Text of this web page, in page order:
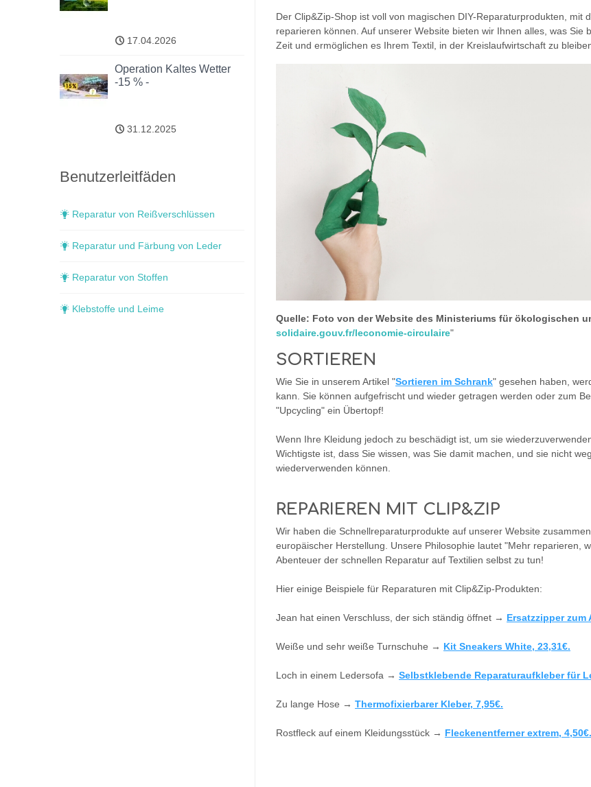
17.04.2026
Operation Kaltes Wetter
-15 % -
31.12.2025
Benutzerleitfäden
Reparatur von Reißverschlüssen
Reparatur und Färbung von Leder
Reparatur von Stoffen
Klebstoffe und Leime
Der Clip&Zip-Shop ist voll von magischen DIY-Reparaturprodukten, mit
reparieren können. Auf unserer Website bieten wir Ihnen alles, was
Zeit und ermöglichen es Ihrem Textil, in der Kreislaufwirtschaft zu
Quelle: Foto von der Website des Ministeriums für ökologischen
solidaire.gouv.fr/leconomie-circulaire"
SORTIEREN
Wie Sie in unserem Artikel "Sortieren im Schrank" gesehen haben,
kann. Sie können aufgefrischt und wieder getragen werden oder zum
"Upcycling" ein Übertopf!
Wenn Ihre Kleidung jedoch zu beschädigt ist, um sie
Wichtigste ist, dass Sie wissen, was Sie damit machen, und sie nicht
wiederverwenden können.
REPARIEREN MIT CLIP&ZIP
Wir haben die Schnellreparaturprodukte auf unserer Website
europäischer Herstellung. Unsere Philosophie lautet "Mehr reparieren,
Abenteuer der schnellen Reparatur auf Textilien selbst zu tun!
Hier einige Beispiele für Reparaturen mit Clip&Zip-Produkten:
Jean hat einen Verschluss, der sich ständig öffnet → Ersatzzipper zum
Weiße und sehr weiße Turnschuhe → Kit Sneakers White, 23,31€.
Loch in einem Ledersofa → Selbstklebende Reparaturaufkleber für
Zu lange Hose → Thermofixierbarer Kleber, 7,95€.
Rostfleck auf einem Kleidungsstück → Fleckenentferner extrem, 4,50€.